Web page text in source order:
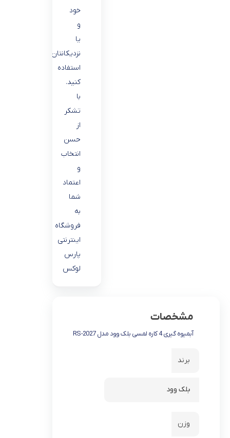
خود
و
یا
نزدیکانتان
استفاده
کنید.
با
تشکر
از
حسن
انتخاب
و
اعتماد
شما
به
فروشگاه
اینترنتی
پارس
لوکس
مشخصات
آبمیوه گیری 4 کاره لمسی بلک وود مدل RS-2027
برند
بلک وود
وزن